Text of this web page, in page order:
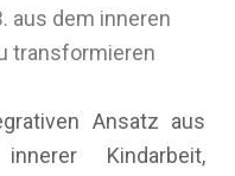
aus dem inneren
transformieren
Ansatz aus
Kindarbeit,